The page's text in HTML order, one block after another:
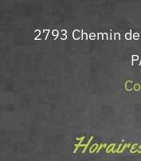
2793 Chemin